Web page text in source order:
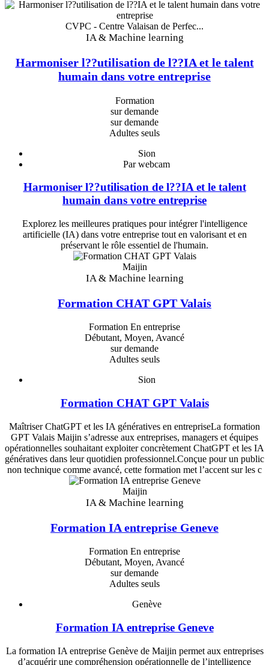
CVPC - Centre Valaisan de Perfec...
IA & Machine learning
Harmoniser l??utilisation de l??IA et le talent
humain dans votre entreprise
Formation
sur demande
sur demande
Adultes seuls
Sion
Par webcam
Harmoniser l??utilisation de l??IA et le talent
humain dans votre entreprise
Explorez les meilleures pratiques pour intégrer l'intelligence
artificielle (IA) dans votre entreprise tout en valorisant et en
préservant le rôle essentiel de l'humain.
Maijin
IA & Machine learning
Formation CHAT GPT Valais
Formation En entreprise
Débutant, Moyen, Avancé
sur demande
Adultes seuls
Sion
Formation CHAT GPT Valais
Maîtriser ChatGPT et les IA génératives en entrepriseLa formation
GPT Valais Maijin s’adresse aux entreprises, managers et équipes
opérationnelles souhaitant exploiter concrètement ChatGPT et les IA
génératives dans leur quotidien professionnel.Conçue pour un public
non technique comme avancé, cette formation met l’accent sur les c
Maijin
IA & Machine learning
Formation IA entreprise Geneve
Formation En entreprise
Débutant, Moyen, Avancé
sur demande
Adultes seuls
Genève
Formation IA entreprise Geneve
La formation IA entreprise Genève de Maijin permet aux entreprises
d’acquérir une compréhension opérationnelle de l’intelligence